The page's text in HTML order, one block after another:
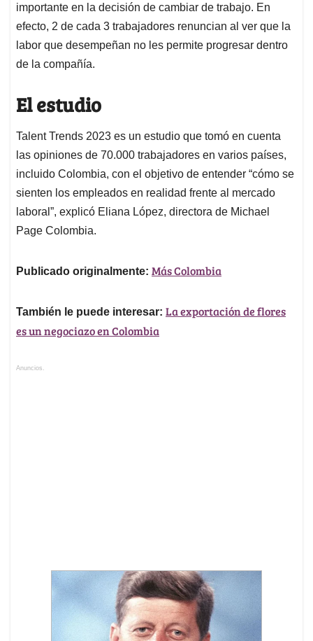
importante en la decisión de cambiar de trabajo. En
efecto, 2 de cada 3 trabajadores renuncian al ver que la
labor que desempeñan no les permite progresar dentro
de la compañía.
El estudio
Talent Trends 2023 es un estudio que tomó en cuenta
las opiniones de 70.000 trabajadores en varios países,
incluido Colombia, con el objetivo de entender “cómo se
sienten los empleados en realidad frente al mercado
laboral”, explicó Eliana López, directora de Michael
Page Colombia.
Publicado originalmente: Más Colombia
También le puede interesar: La exportación de flores
es un negociazo en Colombia
Anuncios.